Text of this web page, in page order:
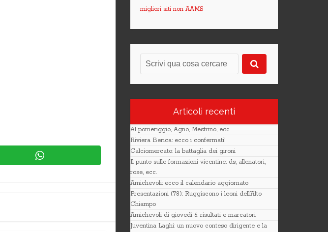
migliori siti non AAMS
Articoli recenti
Al pomeriggio, Agno, Mestrino, ecc
Riviera Berica: ecco i confermati!
Calciomercato: la battaglia dei gironi
Il punto sulle formazioni vicentine: ds, allenatori,
rose, ecc.
Amichevoli: ecco il calendario aggiornato
Presentazioni (78): Ruggiscono i leoni dell’Alto
Chiampo
Amichevoli di giovedì 6: risultati e marcatori
Juventina Laghi: un nuovo conteso dirigente e la